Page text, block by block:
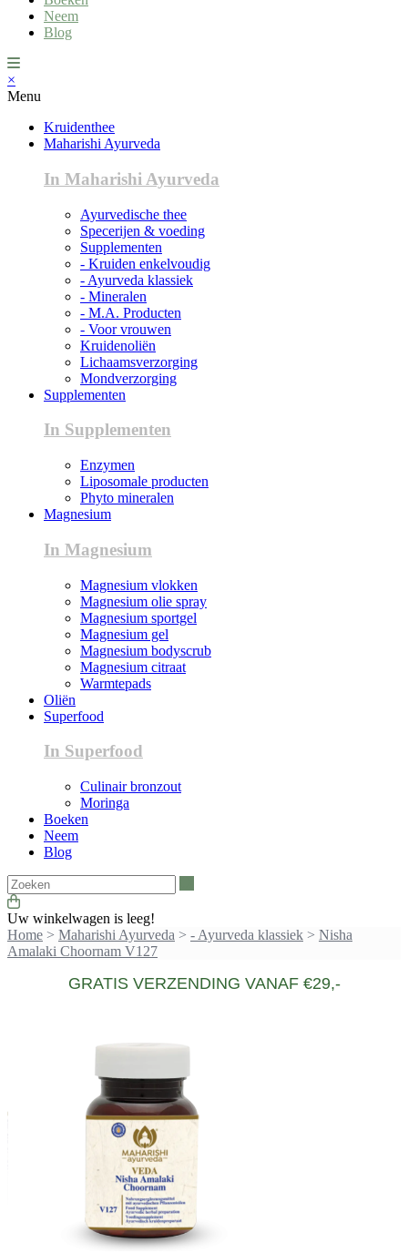
Neem
Blog
×
Menu
Kruidenthee
Maharishi Ayurveda
In Maharishi Ayurveda
Ayurvedische thee
Specerijen & voeding
Supplementen
- Kruiden enkelvoudig
- Ayurveda klassiek
- Mineralen
- M.A. Producten
- Voor vrouwen
Kruidenoliën
Lichaamsverzorging
Mondverzorging
Supplementen
In Supplementen
Enzymen
Liposomale producten
Phyto mineralen
Magnesium
In Magnesium
Magnesium vlokken
Magnesium olie spray
Magnesium sportgel
Magnesium gel
Magnesium bodyscrub
Magnesium citraat
Warmtepads
Oliën
Superfood
In Superfood
Culinair bronzout
Moringa
Boeken
Neem
Blog
Uw winkelwagen is leeg!
Home > Maharishi Ayurveda > - Ayurveda klassiek > Nisha
Amalaki Choornam V127
GRATIS VERZENDING VANAF €29,-